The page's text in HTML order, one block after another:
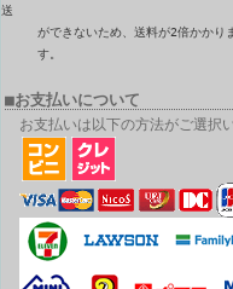
送
ができないため、送料が2倍かかりま
す。
■お支払いについて
お支払いは以下の方法がご選択